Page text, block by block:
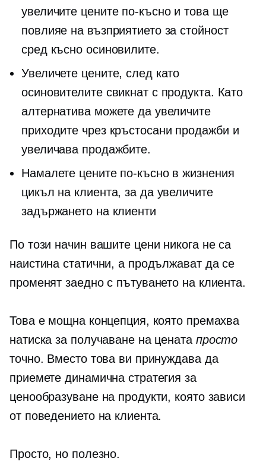
увеличите цените по-късно и това ще
повлияе на възприятието за стойност
сред късно осиновилите.
Увеличете цените, след като
осиновителите свикнат с продукта. Като
алтернатива можете да увеличите
приходите чрез кръстосани продажби и
увеличава продажбите.
Намалете цените по-късно в жизнения
цикъл на клиента, за да увеличите
задържането на клиенти
По този начин вашите цени никога не са
наистина статични, а продължават да се
променят заедно с пътуването на клиента.
Това е мощна концепция, която премахва
натиска за получаване на цената просто
точно. Вместо това ви принуждава да
приемете динамична стратегия за
ценообразуване на продукти, която зависи
от поведението на клиента.
Просто, но полезно.